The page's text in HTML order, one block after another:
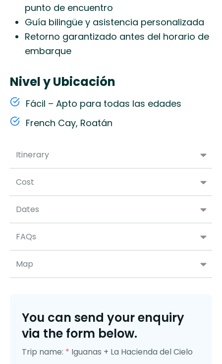
Itinerary
Cost
Dates
FAQs
Map
punto de encuentro
Guía bilingüe y asistencia personalizada
Retorno garantizado antes del horario de
embarque
Nivel y Ubicación
Fácil – Apto para todas las edades
French Cay, Roatán
You can send your enquiry
via the form below.
Trip name: * Iguanas + La Hacienda del Cielo